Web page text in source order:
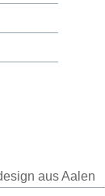
aus Aalen